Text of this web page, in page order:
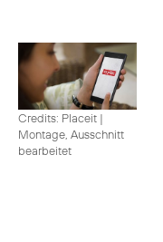
Credits: Placeit |
Montage, Ausschnitt
bearbeitet